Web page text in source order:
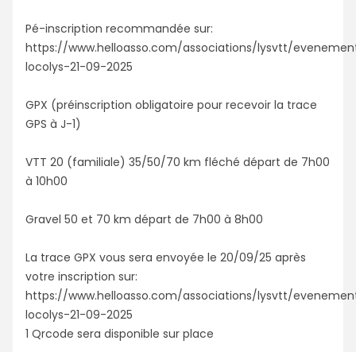
Pé-inscription recommandée sur:
https://www.helloasso.com/associations/lysvtt/
locolys-21-09-2025
GPX (préinscription obligatoire pour recevoir la trace
GPS à J-1)
VTT 20 (familiale) 35/50/70 km fléché départ de 7h00
à 10h00
Gravel 50 et 70 km départ de 7h00 à 8h00
La trace GPX vous sera envoyée le 20/09/25 après
votre inscription sur:
https://www.helloasso.com/associations/lysvtt/
locolys-21-09-2025
1 Qrcode sera disponible sur place